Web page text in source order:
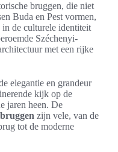
bruggen, die niet
Buda en Pest vormen,
de culturele identiteit
Széchenyi-
met een rijke
elegantie en grandeur
kijk op de
jaren heen. De
zijn vele, van de
tot de moderne